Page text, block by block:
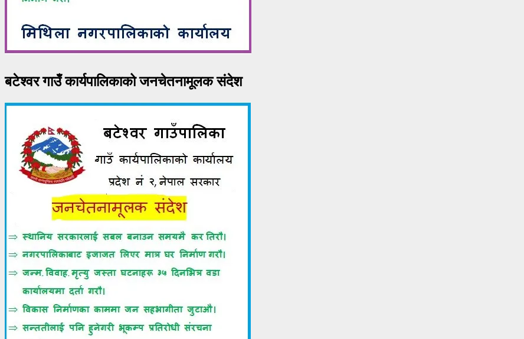
बटेश्वर गाउँ कार्यपालिकाको जनचेतनामूलक संदेश